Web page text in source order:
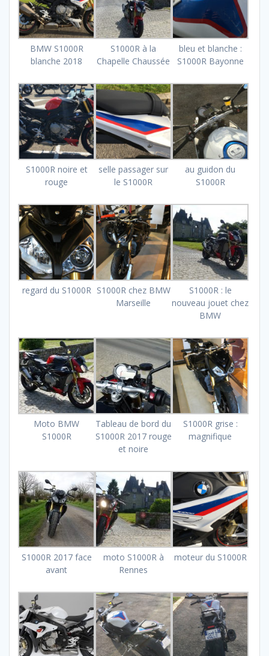
BMW S1000R
blanche 2018
S1000R à la
Chapelle Chaussée
bleu et blanche :
S1000R Bayonne
S1000R noire et
rouge
selle passager sur
le S1000R
au guidon du
S1000R
regard du S1000R S1000R chez BMW
Marseille
S1000R : le
nouveau jouet chez
BMW
Moto BMW
S1000R
Tableau de bord du
S1000R 2017 rouge
et noire
S1000R grise :
magnifique
S1000R 2017 face
avant
moto S1000R à
Rennes
moteur du S1000R